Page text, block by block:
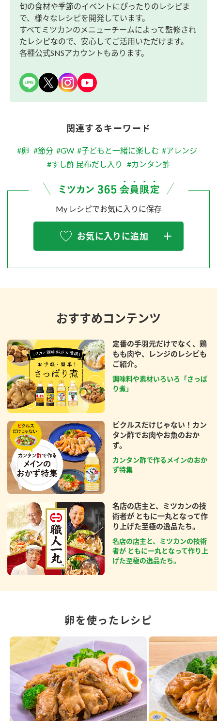
旬の食材や季節のイベントにぴったりのレシピま
で、様々なレシピを開発しています。
すべてミツカンのメニューチームによって監修され
たレシピなので、安心してご活用いただけます。
各種公式SNSアカウントもあります。
関連するキーワード
#卵 #節分 #GW #子どもと一緒に楽しむ #アレンジ
#すし酢 昆布だし入り
#カンタン酢
My レシピでお気に入りに保存
お気に入りに追加
おすすめコンテンツ
定番の手羽元だけでなく、鶏
もも肉や、レンジのレシピも
ご紹介。
調味料や素材いろいろ「さっぱ
り煮」
ピクルスだけじゃない！カン
タン酢でお肉やお魚のおか
ず。
カンタン酢で作るメインのおか
ず特集
名店の店主と、ミツカンの技
術者が ともに一丸となって作
り上げた至極の逸品たち。
名店の店主と、ミツカンの技術
者が ともに一丸となって作り上
げた至極の逸品たち。
卵を使ったレシピ